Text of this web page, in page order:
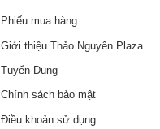
Phiếu mua hàng
Giới thiệu Thảo Nguyên Plaza
Tuyển Dụng
Chính sách bảo mật
Điều khoản sử dụng